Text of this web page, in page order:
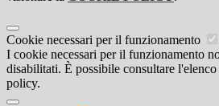
Cookie necessari per il funzionamento
I cookie necessari per il funzionamento
disabilitati. È possibile consultare
policy.